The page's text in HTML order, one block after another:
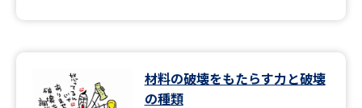
材料の破壊をもたらす力と破壊
の種類